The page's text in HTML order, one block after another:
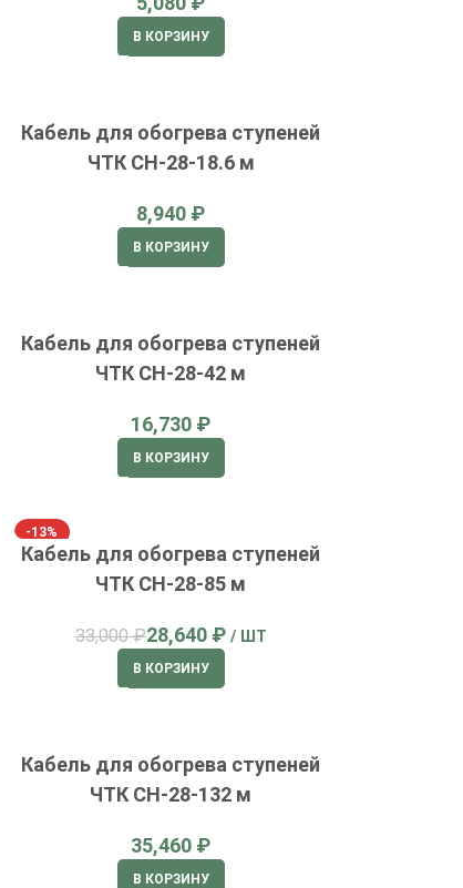
В КОРЗИНУ
Кабель для обогрева ступеней
ЧТК СН-28-18.6 м
₽
В КОРЗИНУ
Кабель для обогрева ступеней
ЧТК СН-28-42 м
₽
В КОРЗИНУ
-13%
Кабель для обогрева ступеней
ЧТК СН-28-85 м
33,000₽28,640 ₽
В КОРЗИНУ
Кабель для обогрева ступеней
ЧТК СН-28-132 м
₽
В КОРЗИНУ